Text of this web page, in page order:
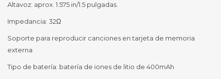
Altavoz: aprox. 1.575 in/1.5 pulgadas.
Impedancia: 32Ω
Soporte para reproducir canciones en tarjeta de memoria
externa
Tipo de batería: batería de iones de litio de 400mAh